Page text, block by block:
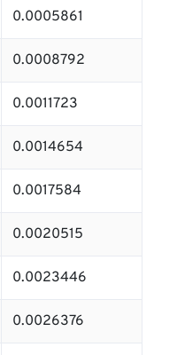
0.0005861
0.0008792
0.0011723
0.0014654
0.0017584
0.0020515
0.0023446
0.0026376